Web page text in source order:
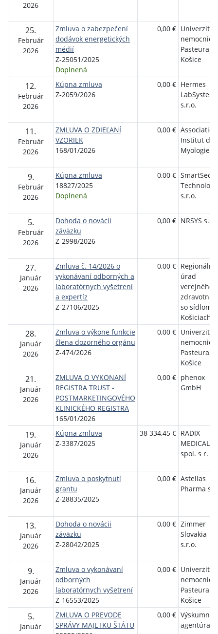
2026
25.
Február
2026
Zmluva o zabezpečení
dodávok energetických
médií
Z-25051/2025
Doplnená
0,00 € Univerzitná
nemocnica
Pasteura
Košice
12.
Február
2026
Kúpna zmluva
Z-2059/2026
0,00 € Hermes
s.r.o.
11.
Február
2026
ZMLUVA O ZDIEĽANÍ
VZORIEK
168/01/2026
0,00 € Association
Institut de
Myologie
9.
Február
2026
Kúpna zmluva
18827/2025
Doplnená
0,00 € SmartSec
s.r.o.
5.
Február
2026
Dohoda o novácii
záväzku
Z-2998/2026
0,00 € NRSYS
27.
Január
2026
Zmluva č. 14/2026 o
vykonávaní odborných a
laboratórnych vyšetrení
a expertíz
Z-27106/2025
0,00 € Regionálny
úrad
verejného
so sídlom v
Košiciach
28.
Január
2026
Zmluva o výkone funkcie
člena dozorného orgánu
Z-474/2026
0,00 € Univerzitná
nemocnica
Pasteura
Košice
21.
Január
2026
ZMLUVA O VYKONANÍ
REGISTRA TRUST -
POSTMARKETINGOVÉHO
KLINICKÉHO REGISTRA
165/01/2026
0,00 € phenox
GmbH
19.
Január
2026
Kúpna zmluva
Z-3387/2025
38 334,45 € RADIX
MEDICAL
spol. s r. o.
16.
Január
2026
Zmluva o poskytnutí
grantu
Z-28835/2025
0,00 € Astellas
Pharma
13.
Január
2026
Dohoda o novácii
záväzku
Z-28042/2025
0,00 € Zimmer
Slovakia
s.r.o.
9.
Január
2026
Zmluva o vykonávaní
odborných
laboratórnych vyšetrení
Z-16553/2025
0,00 € Univerzitná
nemocnica
Pasteura
Košice
5.
Január
ZMLUVA O PREVODE
SPRÁVY MAJETKU ŠTÁTU
0,00 € Výskumná
agentúra